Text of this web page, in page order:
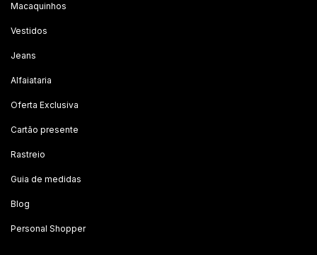
Macaquinhos
Vestidos
Jeans
Alfaiataria
Oferta Exclusiva
Cartão presente
Rastreio
Guia de medidas
Blog
Personal Shopper